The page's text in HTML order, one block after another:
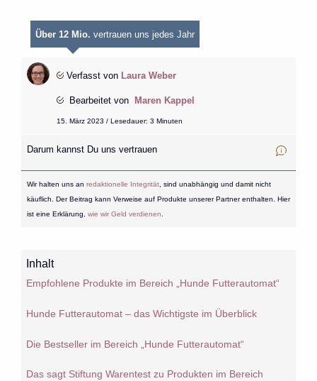
Über 12 Mio. vertrauen uns jedes Jahr
Verfasst von Laura Weber
Bearbeitet von Maren Kappel
15. März 2023 / Lesedauer: 3 Minuten
Darum kannst Du uns vertrauen
Wir halten uns an redaktionelle Integrität, sind unabhängig und damit nicht
käuflich. Der Beitrag kann Verweise auf Produkte unserer Partner enthalten. Hier
ist eine Erklärung, wie wir Geld verdienen
Inhalt
Empfohlene Produkte im Bereich „Hunde Futterautomat“
Hunde Futterautomat – das Wichtigste im Überblick
Die Bestseller im Bereich „Hunde Futterautomat“
Das sagt Stiftung Warentest zu Produkten im Bereich